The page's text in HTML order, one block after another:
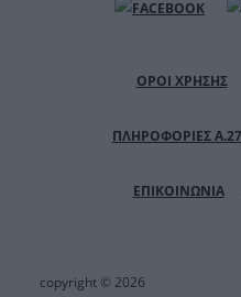
ΟΡΟΙ ΧΡΗΣΗΣ
ΠΛΗΡΟΦΟΡΙΕΣ
ΕΠΙΚΟΙΝΩΝΙΑ
copyright © 2026